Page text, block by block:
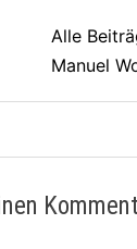
Alle
Manuel